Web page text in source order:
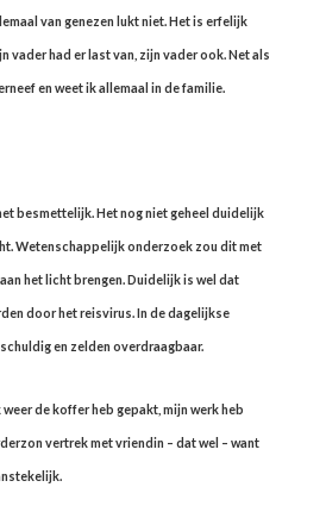
van genezen lukt niet. Het is erfelijk
vader had er last van, zijn vader ook. Net als
en weet ik allemaal in de familie.
besmettelijk. Het nog niet geheel duidelijk
Wetenschappelijk onderzoek zou dit met
het licht brengen. Duidelijk is wel dat
door het reisvirus. In de dagelijkse
en zelden overdraagbaar.
de koffer heb gepakt, mijn werk heb
vertrek met vriendin – dat wel – want